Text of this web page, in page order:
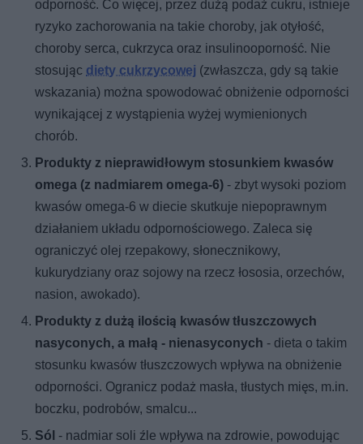
odporność. Co więcej, przez dużą podaż cukru, istnieje
ryzyko zachorowania na takie choroby, jak otyłość,
choroby serca, cukrzyca oraz insulinooporność. Nie
stosując diety cukrzycowej (zwłaszcza, gdy są takie
wskazania) można spowodować obniżenie odporności
wynikającej z wystąpienia wyżej wymienionych
chorób.
Produkty z nieprawidłowym stosunkiem kwasów
omega (z nadmiarem omega-6) - zbyt wysoki poziom
kwasów omega-6 w diecie skutkuje niepoprawnym
działaniem układu odpornościowego. Zaleca się
ograniczyć olej rzepakowy, słonecznikowy,
kukurydziany oraz sojowy na rzecz łososia, orzechów,
nasion, awokado).
Produkty z dużą ilością kwasów tłuszczowych
nasyconych, a małą - nienasyconych - dieta o takim
stosunku kwasów tłuszczowych wpływa na obniżenie
odporności. Ogranicz podaż masła, tłustych mięs, m.in.
boczku, podrobów, smalcu...
Sól - nadmiar soli źle wpływa na zdrowie, powodując